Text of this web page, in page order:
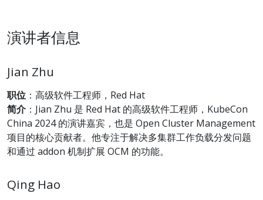
演讲者信息
Jian Zhu
职位 ：高级软件工程师，Red Hat
简介：Jian Zhu 是 Red Hat 的高级软件工程师，KubeCon
China 2024 的演讲嘉宾，也是 Open Cluster Management
项目的核心贡献者。他专注于解决多集群工作负载分发问题
和通过 addon 机制扩展 OCM 的功能。
Qing Hao